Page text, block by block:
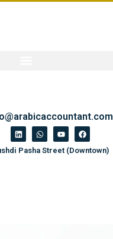
Pasha Street (Downtown)